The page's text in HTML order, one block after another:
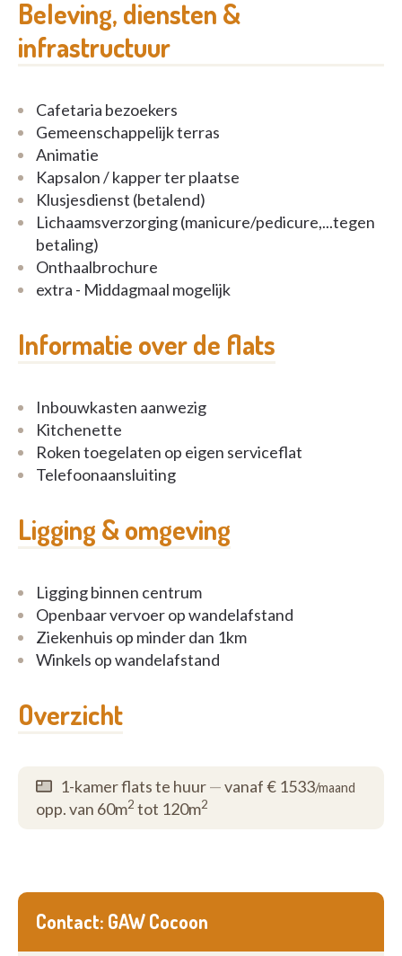
telefoon
videofoon en kluisje
keuken met aanrecht en spoeltafel, koelkast,
elektrisch fornuis met dampkap
badkamer met lavabo en spiegelkast, inloopdouche,
verhoogd toilet met steunen, aansluiting voor
wasmachine en condensatiedroogkast
slaapkamer
terras (inclusief terrasmeubels)
Er zijn ook verschillende gemeenschappelijke
terras, ruime en rustige tuinzithoek, wasplaats en
eethoek.
Beleving, diensten &
infrastructuur
Cafetaria bezoekers
Gemeenschappelijk terras
Animatie
Kapsalon / kapper ter plaatse
Klusjesdienst (betalend)
Lichaamsverzorging (manicure/pedicure,...tegen
betaling)
Onthaalbrochure
extra - Middagmaal mogelijk
Informatie over de flats
Inbouwkasten aanwezig
Kitchenette
Roken toegelaten op eigen serviceflat
Telefoonaansluiting
Ligging & omgeving
Ligging binnen centrum
Openbaar vervoer op wandelafstand
Ziekenhuis op minder dan 1km
Winkels op wandelafstand
Overzicht
1-kamer flats te huur—vanaf € 1533/maand
opp. van 60m2 tot 120m2
Contact: GAW Cocoon